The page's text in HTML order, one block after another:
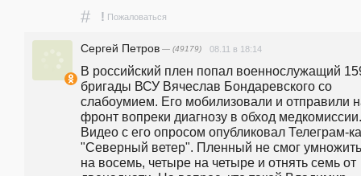
# ! Пожаловаться
Сергей Петров — (49179) 08.11 в 18:14
В российский плен попал военнослужащий
бригады ВСУ Вячеслав Бондаревского со
слабоумием. Его мобилизовали и отправили
фронт вопреки диагнозу в обход медкомиссии.
Видео с его опросом опубликовал Телеграм-
"Северный ветер". Пленный не смог
на восемь, четыре на четыре и отнять семь от